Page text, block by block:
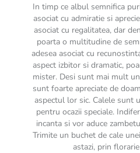
In timp ce albul semnifica
asociat cu admiratie si
asociat cu regalitatea, dar
poarta o multitudine de
adesea asociat cu
aspect izbitor si dramatic,
mister. Desi sunt mai mult
sunt foarte apreciate de
aspectul lor sic. Calele sunt
pentru ocazii speciale.
incanta si vor aduce
Trimite un buchet de cale
astazi, prin